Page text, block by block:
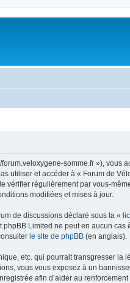
somme.fr »), vous
utiliser et accéder à « Forum de
régulièrement par vous-
modifiées et mises à jour.
de discussions déclaré sous la «
Limited ne peut en aucun cas
le site de phpBB (en anglais).
etc. qui pourrait transgresser la
vous vous exposez à un
afin d’aider au